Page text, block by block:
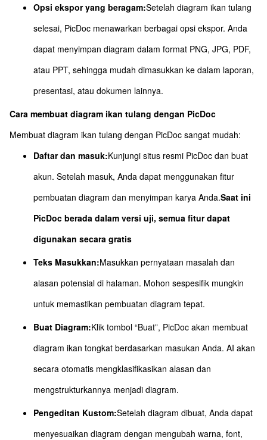
Opsi ekspor yang beragam:Setelah diagram ikan tulang
selesai, PicDoc menawarkan berbagai opsi ekspor. Anda
dapat menyimpan diagram dalam format PNG, JPG, PDF,
atau PPT, sehingga mudah dimasukkan ke dalam laporan,
presentasi, atau dokumen lainnya.
Cara membuat diagram ikan tulang dengan PicDoc
Membuat diagram ikan tulang dengan PicDoc sangat mudah:
Daftar dan masuk:Kunjungi situs resmi PicDoc dan buat
akun. Setelah masuk, Anda dapat menggunakan fitur
pembuatan diagram dan menyimpan karya Anda.Saat ini
PicDoc berada dalam versi uji, semua fitur dapat
digunakan secara gratis
Teks Masukkan:Masukkan pernyataan masalah dan
alasan potensial di halaman. Mohon sespesifik mungkin
untuk memastikan pembuatan diagram tepat.
Buat Diagram:Klik tombol “Buat”, PicDoc akan membuat
diagram ikan tongkat berdasarkan masukan Anda. AI akan
secara otomatis mengklasifikasikan alasan dan
mengstrukturkannya menjadi diagram.
Pengeditan Kustom:Setelah diagram dibuat, Anda dapat
menyesuaikan diagram dengan mengubah warna, font,